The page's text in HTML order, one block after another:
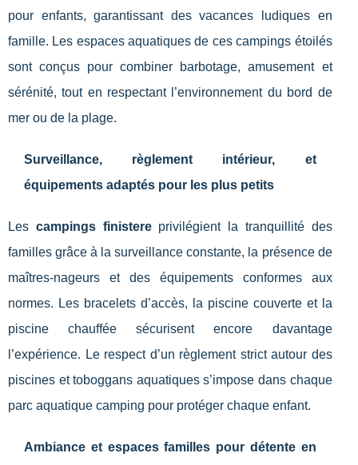
pour enfants, garantissant des vacances ludiques en
famille. Les espaces aquatiques de ces campings étoilés
sont conçus pour combiner barbotage, amusement et
sérénité, tout en respectant l’environnement du bord de
mer ou de la plage.
Surveillance, règlement intérieur, et
équipements adaptés pour les plus petits
Les campings finistereprivilégient la tranquillité des
familles grâce à la surveillance constante, la présence de
maîtres-nageurs et des équipements conformes aux
normes. Les bracelets d’accès, la piscine couverte et la
piscine chauffée sécurisent encore davantage
l’expérience. Le respect d’un règlement strict autour des
piscines et toboggans aquatiques s’impose dans chaque
parc aquatique camping pour protéger chaque enfant.
Ambiance et espaces familles pour détente en